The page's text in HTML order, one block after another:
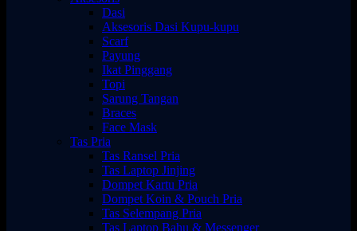
Dasi
Aksesoris Dasi Kupu-kupu
Scarf
Payung
Ikat Pinggang
Topi
Sarung Tangan
Braces
Face Mask
Tas Pria
Tas Ransel Pria
Tas Laptop Jinjing
Dompet Kartu Pria
Dompet Koin & Pouch Pria
Tas Selempang Pria
Tas Laptop Bahu & Messenger